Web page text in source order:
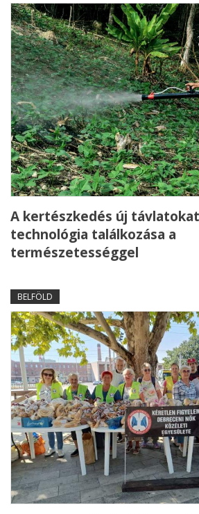
A kertészkedés új
technológia találkozása a
természetességgel
BELFÖLD